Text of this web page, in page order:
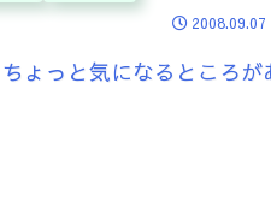
2008.09.07
ょっと気になるところが